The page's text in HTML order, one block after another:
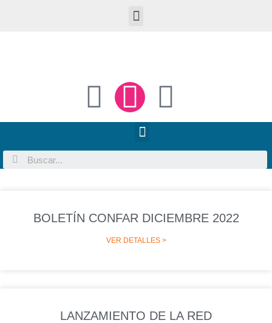
BOLETÍN CONFAR DICIEMBRE 2022
VER DETALLES >
LANZAMIENTO DE LA RED